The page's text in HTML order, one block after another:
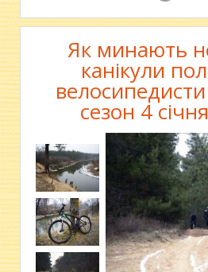
Як минають
канікули
сезон 4